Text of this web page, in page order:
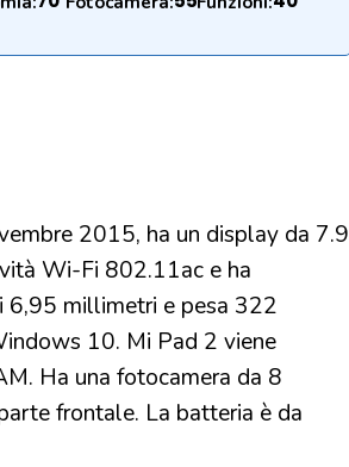
2015, ha un display da 7.9
Wi-Fi 802.11ac e ha
6,95 millimetri e pesa 322
10. Mi Pad 2 viene
Ha una fotocamera da 8
frontale. La batteria è da